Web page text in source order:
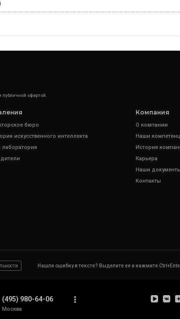
офертой.
бюро
искусственного интеллекта
лаборатория
Компания
О компании
Наши
История
Карьера
Наши
Контакты
Нашли ошибку в тексте? Выделите ее и нажмите
(495) 980-64-06
Москва